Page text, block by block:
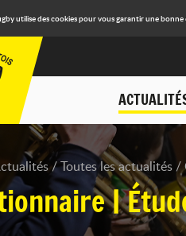
utilise des cookies pour vous garantir une
Toutes les actualités
|